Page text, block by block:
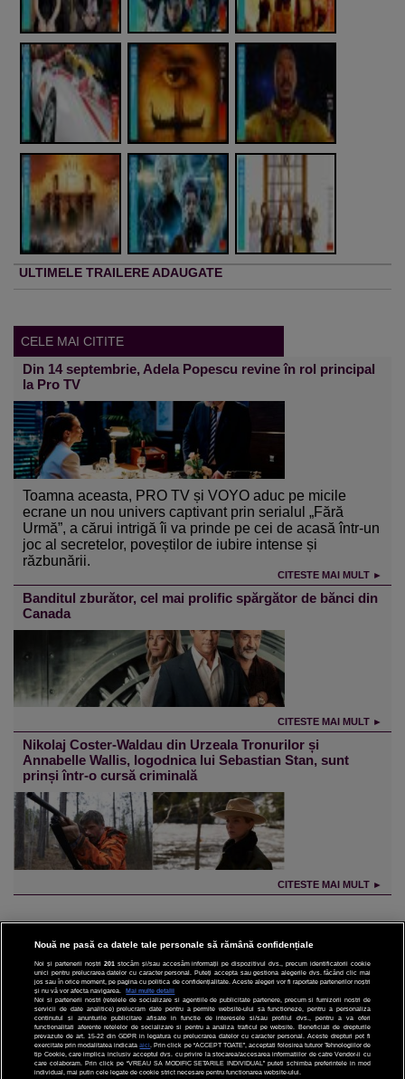
ULTIMELE TRAILERE ADAUGATE
CELE MAI CITITE
Din 14 septembrie, Adela Popescu revine în rol principal
la Pro TV
Toamna aceasta, PRO TV și VOYO aduc pe micile
ecrane un nou univers captivant prin serialul „Fără
Urmă”, a cărui intrigă îi va prinde pe cei de acasă într-un
joc al secretelor, poveștilor de iubire intense și
răzbunării.
CITESTE MAI MULT ►
Banditul zburător, cel mai prolific spărgător de bănci din
Canada
CITESTE MAI MULT ►
Nikolaj Coster-Waldau din Urzeala Tronurilor și
Annabelle Wallis, logodnica lui Sebastian Stan, sunt
prinși într-o cursă criminală
CITESTE MAI MULT ►
CINEMA
DIVERTISMENT
STIRI
TEHNOLOGIE
Nouă ne pasă ca datele tale personale să rămână confidențiale
Noi și partenerii noștri 201 stocăm și/sau accesăm informații pe dispozitivul dvs., precum identificatorii cookie
unici pentru prelucrarea datelor cu caracter personal. Puteți accepta sau gestiona alegerile dvs. făcând clic mai
jos sau în orice moment, pe pagina cu politica de confidențialitate. Aceste alegeri vor fi raportate partenerilor noștri
și nu vă vor afecta navigarea.
Mai multe detalii
Noi si partenerii nostri (retelele de socializare si agentiile de publicitate partenere, precum si furnizorii nostri de
servicii de date analitice) prelucram date pentru a permite website-ului sa functioneze, pentru a personaliza
continutul si anunturile publicitare afisate in functie de interesele si/sau profilul dvs., pentru a va oferi
functionalitati aferente retelelor de socializare si pentru a analiza traficul pe website. Beneficiati de drepturile
prevazute de art. 15-22 din GDPR in legatura cu prelucrarea datelor cu caracter personal. Aceste drepturi pot fi
exercitate prin modalitatea indicataaici . Prin click pe “ACCEPT TOATE”, acceptati folosirea tuturor Tehnologiilor de
tip Cookie, care implica inclusiv acceptul dvs. cu privire la stocarea/accesarea informatiilor de catre Vendor-ii cu
care colaboram. Prin click pe “VREAU SA MODIFIC SETARILE INDIVIDUAL” puteti schimba preferintele in mod
individual, mai putin cele legate de cookie strict necesare pentru functionarea website-ului.